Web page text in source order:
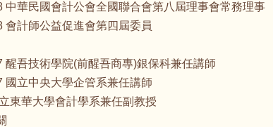
中華民國會計公會全國聯合會第八屆理事會常務理事
會計師公益促進會第四屆委員
醒吾技術學院(前醒吾商專)銀保科兼任講師
國立中央大學企管系兼任講師
東華大學會計學系兼任副教授